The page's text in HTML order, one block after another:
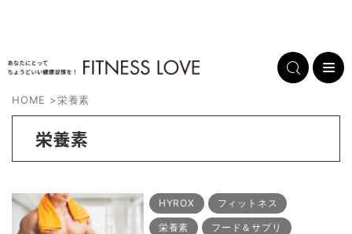
HOME >栄養素
栄養素
HYROX フィットネス
栄養素 フード＆サプリ